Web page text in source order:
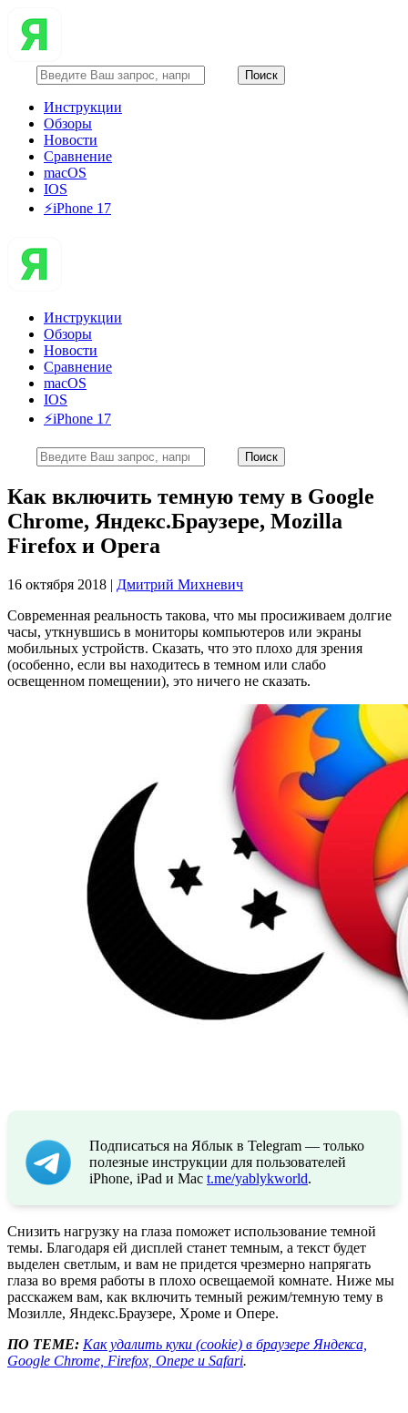
Инструкции
Обзоры
Новости
Сравнение
macOS
IOS
⚡️iPhone 17
Инструкции
Обзоры
Новости
Сравнение
macOS
IOS
⚡️iPhone 17
Как включить темную тему в Google
Chrome, Яндекс.Браузере, Mozilla
Firefox и Opera
16 октября 2018 | Дмитрий Михневич
Современная реальность такова, что мы просиживаем долгие
часы, уткнувшись в мониторы компьютеров или экраны
мобильных устройств. Сказать, что это плохо для зрения
(особенно, если вы находитесь в темном или слабо
освещенном помещении), это ничего не сказать.
Подписаться на Яблык в Telegram — только
полезные инструкции для пользователей
iPhone, iPad и Mac t.me/yablykworld.
Снизить нагрузку на глаза поможет использование темной
темы. Благодаря ей дисплей станет темным, а текст будет
выделен светлым, и вам не придется чрезмерно напрягать
глаза во время работы в плохо освещаемой комнате. Ниже мы
расскажем вам, как включить темный режим/темную тему в
Мозилле, Яндекс.Браузере, Хроме и Опере.
ПО ТЕМЕ: Как удалить куки (cookie) в браузере Яндекса,
Google Chrome, Firefox, Опере и Safari.